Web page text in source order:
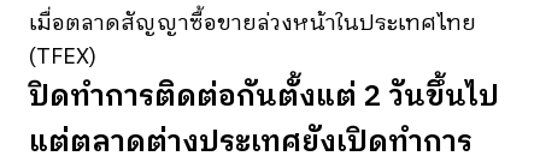
เมื่อตลาดสัญญาซื้อขายล่วงหน้าในประเทศไทย
(TFEX)
ปิดทำการติดต่อกันตั้งแต่ 2 วันขึ้นไป
แต่ตลาดต่างประเทศยังเปิดทำการ